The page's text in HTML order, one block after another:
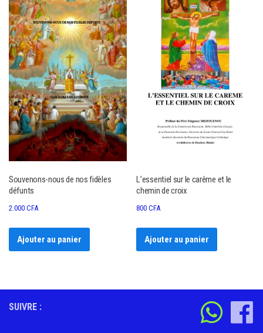
Souvenons-nous de nos fidèles
défunts
2.000 CFA
Ajouter au panier
L’essentiel sur le carême et le
chemin de croix
800CFA
Ajouter au panier
SUIVRE :